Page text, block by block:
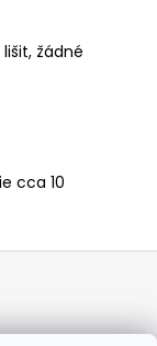
žádné
cca 10